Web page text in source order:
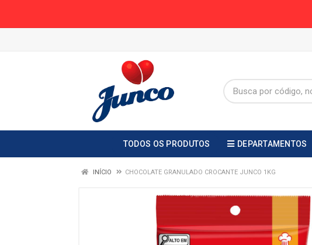
TODOS OS PRODUTOS DEPARTAMENTOS
INÍCIO CHOCOLATE GRANULADO CROCANTE JUNCO 1KG